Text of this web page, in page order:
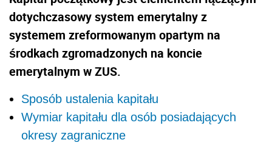
dotychczasowy system emerytalny z
systemem zreformowanym opartym na
środkach zgromadzonych na koncie
emerytalnym w ZUS.
Sposób ustalenia kapitału
Wymiar kapitału dla osób posiadających
okresy zagraniczne